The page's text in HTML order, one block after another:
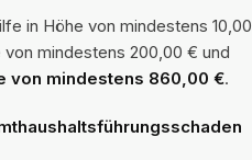
in Höhe von mindestens 10,00
mindestens 200,00 € und
von mindestens 860,00 €.